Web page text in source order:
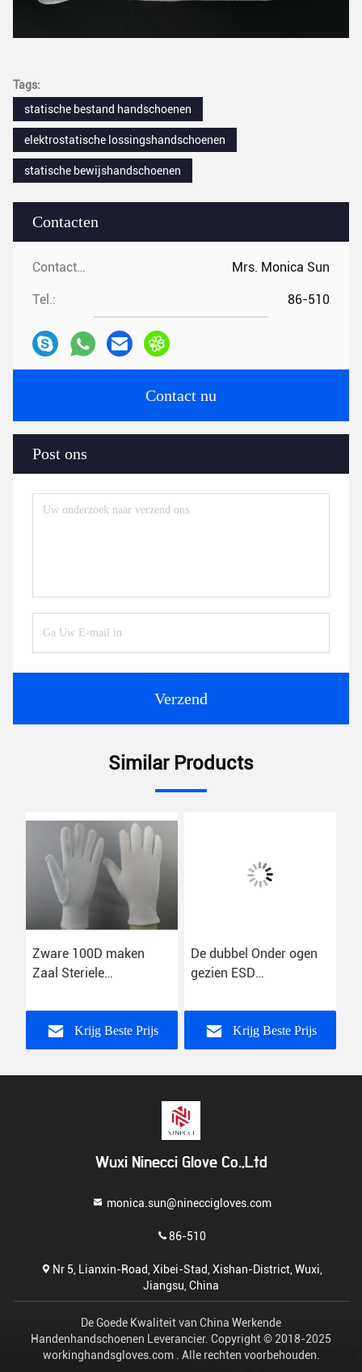
Contacten
Contacten: Mrs. Monica Sun
Tel.: 86-510
Contact nu
Post ons
Verzend
Tags:
statische bestand handschoenen
elektrostatische lossingshandschoenen
statische bewijshandschoenen
Similar Products
Zware 100D maken
Zaal Steriele
Statische Bestand
Handschoenen
Gemeenschappelijke
Krijg Beste Prijs
De dubbel Onder ogen
gezien ESD
Geleidende
Voorkomende Vrije
Steekproeven van de
Krijg Beste Prijs
Wuxi Ninecci Glove Co.,Ltd
monica.sun@nineccigloves.com
86-510
Nr 5, Lianxin-Road, Xibei-Stad, Xishan-District, Wuxi,
Jiangsu, China
De Goede Kwaliteit van China Werkende
Handenhandschoenen Leverancier. Copyright © 2018-2025
workinghandsgloves.com . Alle rechten voorbehouden.